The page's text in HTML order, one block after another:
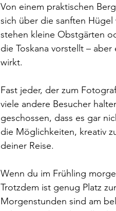
Von einem praktischen
sich über die sanften
stehen kleine Obstgärten
die Toskana vorstellt –
wirkt.
Fast jeder, der zum
viele andere Besucher
geschossen, dass es gar
die Möglichkeiten, kreativ
deiner Reise.
Wenn du im Frühling
Trotzdem ist genug Platz
Morgenstunden sind am